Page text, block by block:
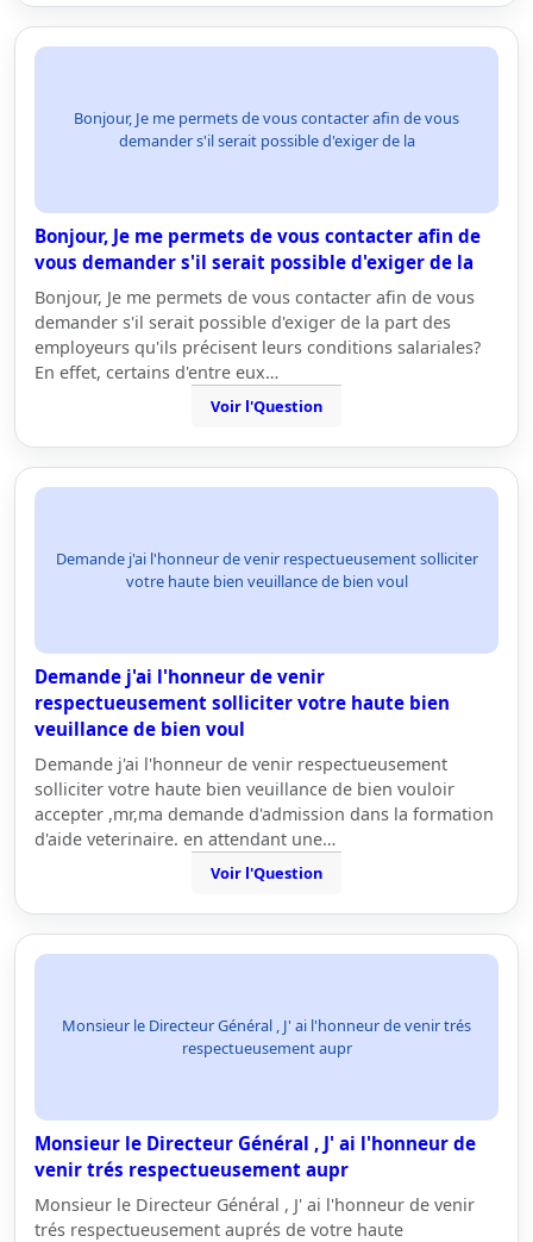
Bonjour, Je me permets de vous contacter afin de vous
demander s'il serait possible d'exiger de la
Bonjour, Je me permets de vous contacter afin de
vous demander s'il serait possible d'exiger de la
Bonjour, Je me permets de vous contacter afin de vous
demander s'il serait possible d'exiger de la part des
employeurs qu'ils précisent leurs conditions salariales?
En effet, certains d'entre eux…
Voir l'Question
Demande j'ai l'honneur de venir respectueusement solliciter
votre haute bien veuillance de bien voul
Demande j'ai l'honneur de venir
respectueusement solliciter votre haute bien
veuillance de bien voul
Demande j'ai l'honneur de venir respectueusement
solliciter votre haute bien veuillance de bien vouloir
accepter ,mr,ma demande d'admission dans la formation
d'aide veterinaire. en attendant une…
Voir l'Question
Monsieur le Directeur Général , J' ai l'honneur de venir trés
respectueusement aupr
Monsieur le Directeur Général , J' ai l'honneur de
venir trés respectueusement aupr
Monsieur le Directeur Général , J' ai l'honneur de venir
trés respectueusement auprés de votre haute